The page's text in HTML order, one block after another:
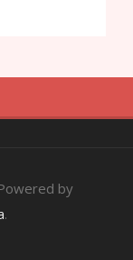
by
.